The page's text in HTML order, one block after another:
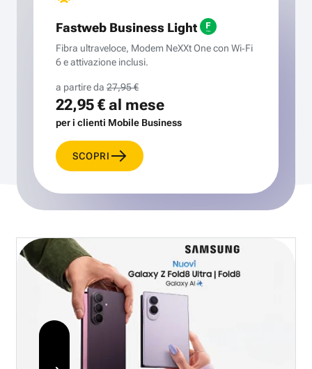
Fastweb Business Light
Fibra ultraveloce, Modem NeXXt One con Wi‑Fi
6 e attivazione inclusi.
a partire da 27,95 €
22,95 €al mese
per i clienti Mobile Business
SCOPRI